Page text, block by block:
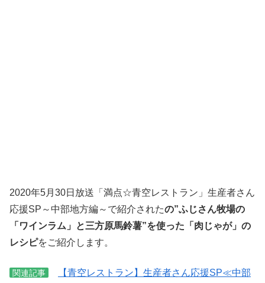
2020年5月30日放送「満点☆青空レストラン」生産者さん
応援SP～中部地方編～で紹介されたの”ふじさん牧場の
「ワインラム」と三方原馬鈴薯”を使った「肉じゃが」の
レシピをご紹介します。
関連記事
【青空レストラン】生産者さん応援SP≪中部